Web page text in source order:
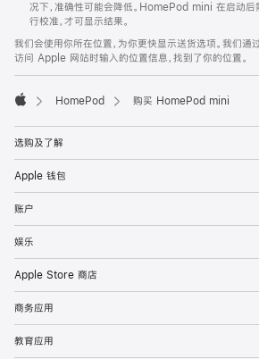
况下，准确性可能会降低。HomePod mini 在启动后
行校准，才可显示结果。
我们会使用你所在位置，为你更快显示送货选项。我们通
访问 Apple 网站时输入的位置信息，找到了你的位置。
HomePod 购买 HomePod mini
选购及了解
Apple 钱包
账户
娱乐
Apple Store 商店
商务应用
教育应用